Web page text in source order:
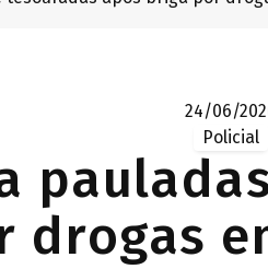
24/06/
Policial
drogas